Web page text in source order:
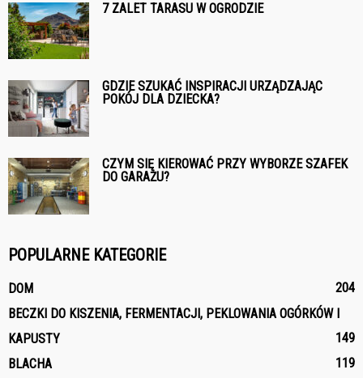
7 ZALET TARASU W OGRODZIE
GDZIE SZUKAĆ INSPIRACJI URZĄDZAJĄC
POKÓJ DLA DZIECKA?
CZYM SIĘ KIEROWAĆ PRZY WYBORZE SZAFEK
DO GARAŻU?
POPULARNE KATEGORIE
DOM
204
BECZKI DO KISZENIA, FERMENTACJI, PEKLOWANIA OGÓRKÓW I
KAPUSTY
149
BLACHA
119